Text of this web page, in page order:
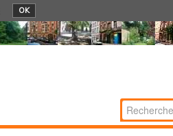
OK
Chercher par
Recherche